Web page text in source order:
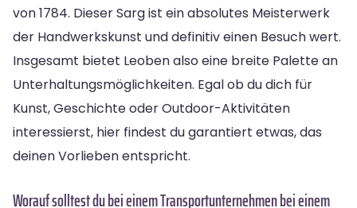
von 1784. Dieser Sarg ist ein absolutes Meisterwerk
der Handwerkskunst und definitiv einen Besuch wert.
Insgesamt bietet Leoben also eine breite Palette an
Unterhaltungsmöglichkeiten. Egal ob du dich für
Kunst, Geschichte oder Outdoor-Aktivitäten
interessierst, hier findest du garantiert etwas, das
deinen Vorlieben entspricht.
Worauf solltest du bei einem Transportunternehmen bei einem